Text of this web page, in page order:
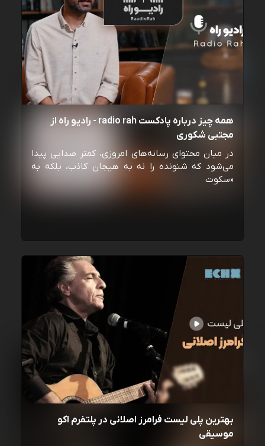
همه چیز درباره پادکست radio rah - رادیو راه از
مجتبی شکوری
در میان محتوای رسانه‌های امروزی، کمتر صدایی پیدا
می‌شود که شنونده را نه به هیجان کاذب، بلکه به
«سکوت
بهترین پلی لیست فرامرز اصلانی در پلتفرم اکو
موسیقی